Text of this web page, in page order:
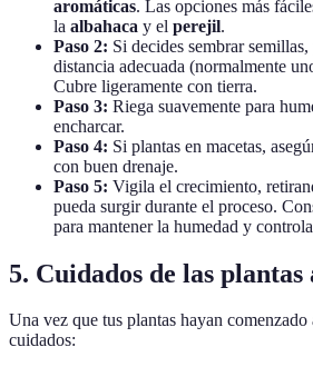
aromáticas. Las opciones más
la albahaca y el perejil.
Paso 2: Si decides sembrar
distancia adecuada (normalmente
Cubre ligeramente con tierra.
Paso 3: Riega suavemente para
encharcar.
Paso 4: Si plantas en macetas,
con buen drenaje.
Paso 5: Vigila el crecimiento,
pueda surgir durante el proceso.
para mantener la humedad y
5. Cuidados de las
Una vez que tus plantas hayan
cuidados: